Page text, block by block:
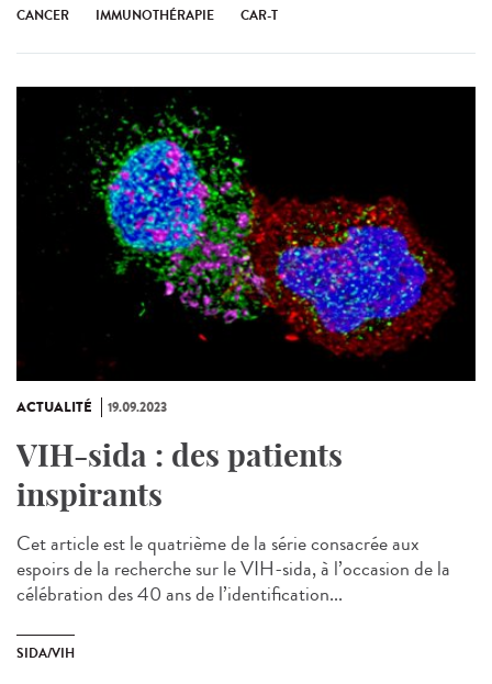
CANCER IMMUNOTHÉRAPIE CAR-T
ACTUALITÉ 19.09.2023
VIH-sida : des patients
inspirants
Cet article est le quatrième de la série consacrée aux
espoirs de la recherche sur le VIH-sida, à l’occasion de la
célébration des 40 ans de l’identification...
SIDA/VIH